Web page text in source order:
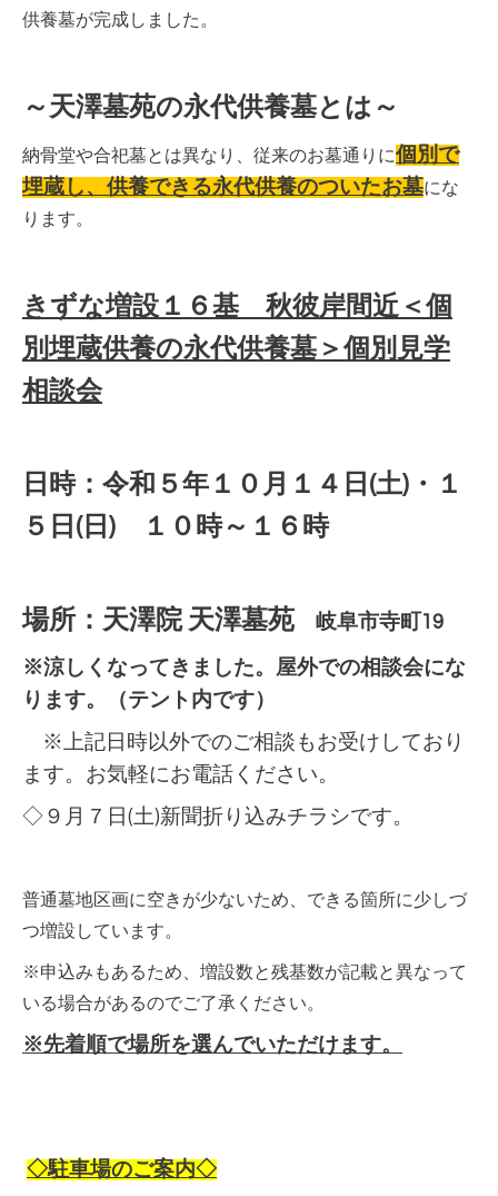
供養墓が完成しました。
～天澤墓苑の永代供養墓とは～
納骨堂や合祀墓とは異なり、従来のお墓通りに個別で
埋蔵し、供養できる永代供養のついたお墓にな
ります。
きずな増設１６基 秋彼岸間近＜個
別埋蔵供養の永代供養墓＞個別見学
相談会
日時：令和５年１０月１４日(土)・１
５日(日) １０時～１６時
場所：天澤院 天澤墓苑 岐阜市寺町19
※涼しくなってきました。屋外での相談会にな
ります。（テント内です）
※上記日時以外でのご相談もお受けしており
ます。お気軽にお電話ください。
◇９月７日(土)新聞折り込みチラシです。
普通墓地区画に空きが少ないため、できる箇所に少しづ
つ増設しています。
※申込みもあるため、増設数と残基数が記載と異なって
いる場合があるのでご了承ください。
※先着順で場所を選んでいただけます。
◇駐車場のご案内◇